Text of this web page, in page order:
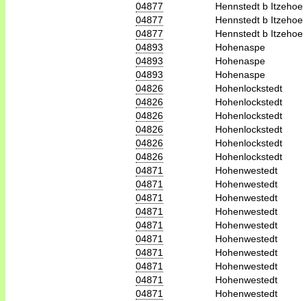
04877
Hennstedt b Itzehoe
04877
Hennstedt b Itzehoe
04877
Hennstedt b Itzehoe
04893
Hohenaspe
04893
Hohenaspe
04893
Hohenaspe
04826
Hohenlockstedt
04826
Hohenlockstedt
04826
Hohenlockstedt
04826
Hohenlockstedt
04826
Hohenlockstedt
04826
Hohenlockstedt
04871
Hohenwestedt
04871
Hohenwestedt
04871
Hohenwestedt
04871
Hohenwestedt
04871
Hohenwestedt
04871
Hohenwestedt
04871
Hohenwestedt
04871
Hohenwestedt
04871
Hohenwestedt
04871
Hohenwestedt